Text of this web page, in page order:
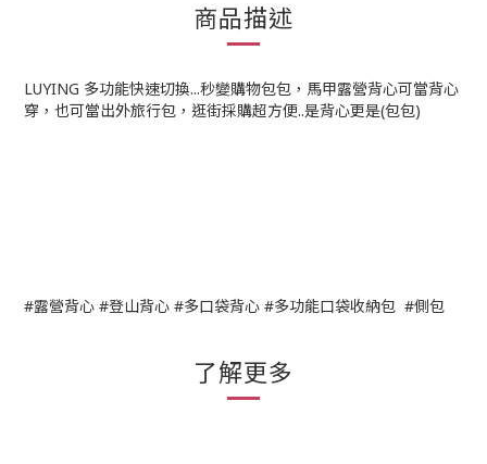
商品描述
LUYING 多功能快速切換...秒變購物包包，馬甲露營背心可當背心
穿，也可當出外旅行包，逛街採購超方便..是背心更是(包包)
#露營背心 #登山背心 #多口袋背心 #多功能口袋收納包 #側包
了解更多